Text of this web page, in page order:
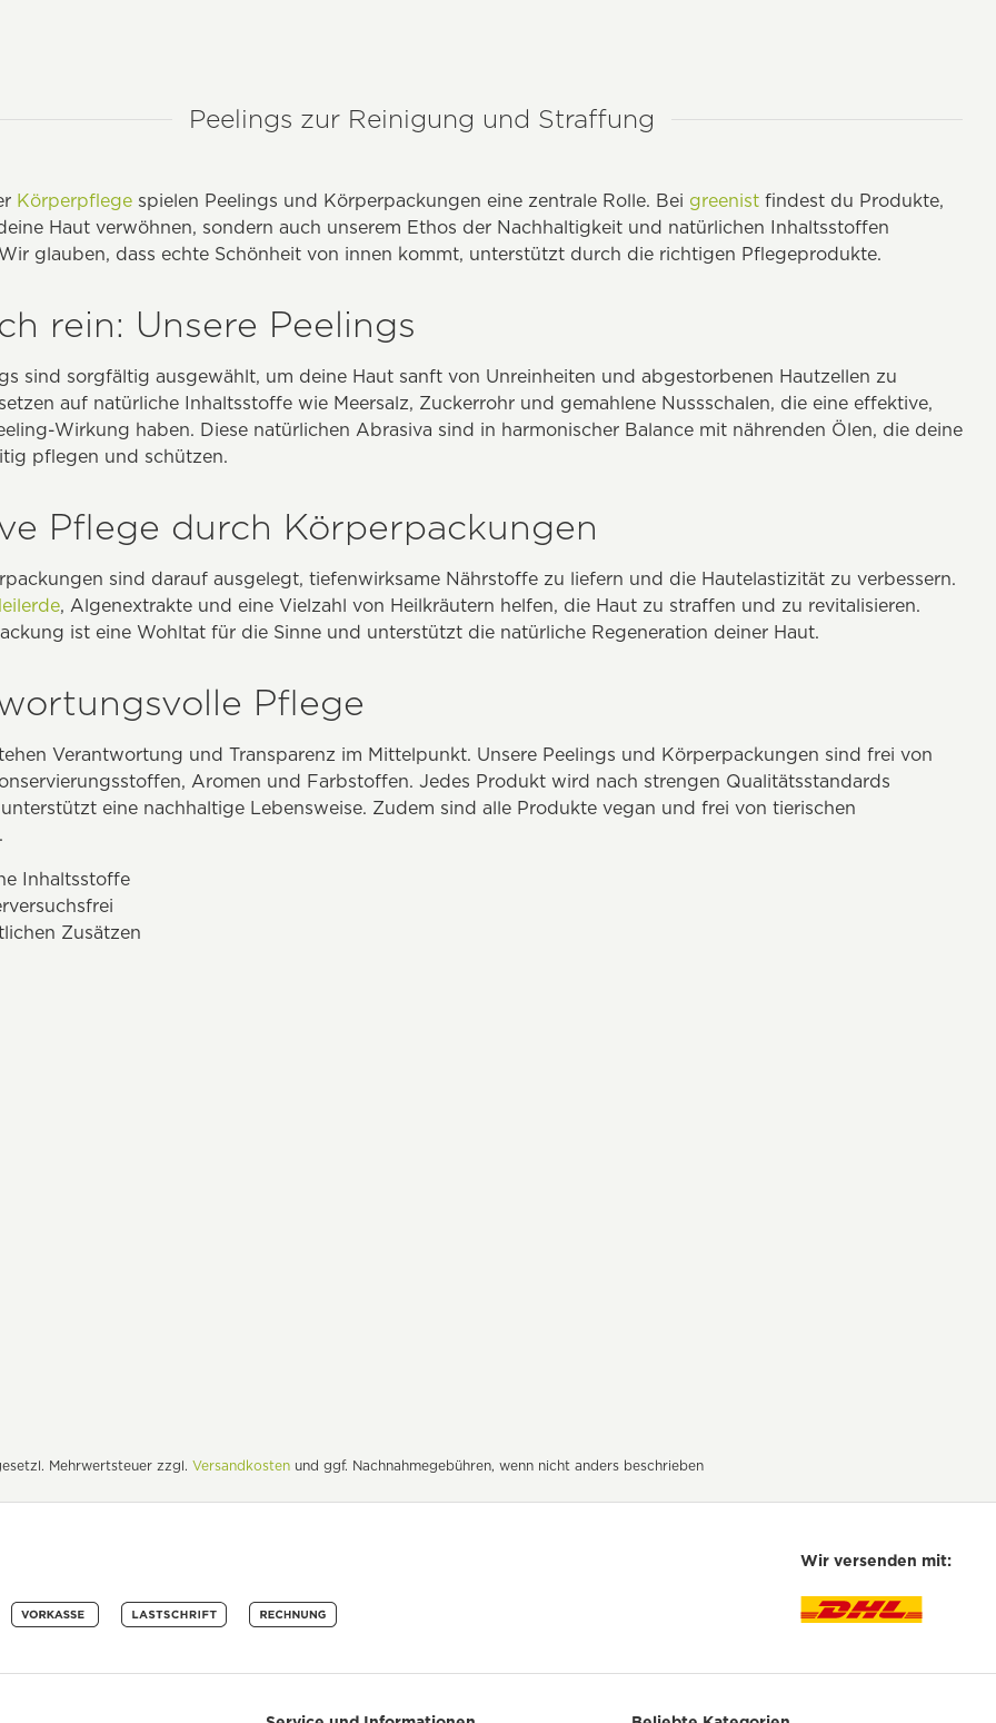
Peelings zur Reinigung und Straffung
Körperpflege spielen Peelings und Körperpackungen eine zentrale Rolle. Bei greenist findest du Produkte,
Haut verwöhnen, sondern auch unserem Ethos der Nachhaltigkeit und natürlichen Inhaltsstoffen
glauben, dass echte Schönheit von innen kommt, unterstützt durch die richtigen Pflegeprodukte.
rein: Unsere Peelings
sind sorgfältig ausgewählt, um deine Haut sanft von Unreinheiten und abgestorbenen Hautzellen zu
auf natürliche Inhaltsstoffe wie Meersalz, Zuckerrohr und gemahlene Nussschalen, die eine effektive,
Wirkung haben. Diese natürlichen Abrasiva sind in harmonischer Balance mit nährenden Ölen, die deine
pflegen und schützen.
Pflege durch Körperpackungen
sind darauf ausgelegt, tiefenwirksame Nährstoffe zu liefern und die Hautelastizität zu verbessern.
, Algenextrakte und eine Vielzahl von Heilkräutern helfen, die Haut zu straffen und zu revitalisieren.
ist eine Wohltat für die Sinne und unterstützt die natürliche Regeneration deiner Haut.
Pflege
Verantwortung und Transparenz im Mittelpunkt. Unsere Peelings und Körperpackungen sind frei von
Aromen und Farbstoffen. Jedes Produkt wird nach strengen Qualitätsstandards
eine nachhaltige Lebensweise. Zudem sind alle Produkte vegan und frei von tierischen
Inhaltsstoffe
Zusätzen
Mehrwertsteuer zzgl. Versandkosten und ggf. Nachnahmegebühren, wenn nicht anders beschrieben
Wir versenden mit: